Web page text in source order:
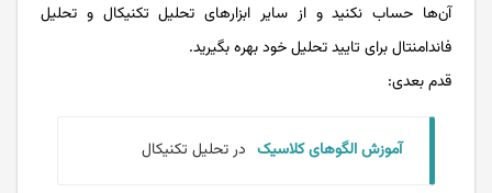
آن‌ها حساب نکنید و از سایر ابزارهای تحلیل تکنیکال و تحلیل
فاندامنتال برای تایید تحلیل خود بهره بگیرید.
قدم بعدی:
آموزش الگوهای کلاسیک در تحلیل تکنیکال